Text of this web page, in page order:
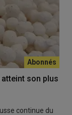
atteint son plus
continue du